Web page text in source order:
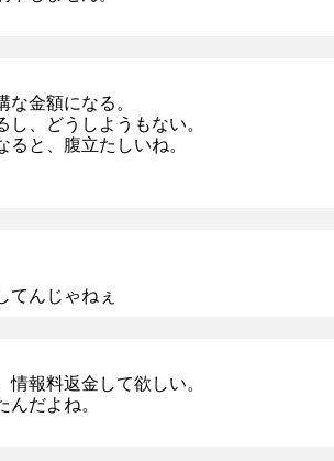
金額になる。
、どうしようもない。
と、腹立たしいね。
てんじゃねぇ
報料返金して欲しい。
だよね。